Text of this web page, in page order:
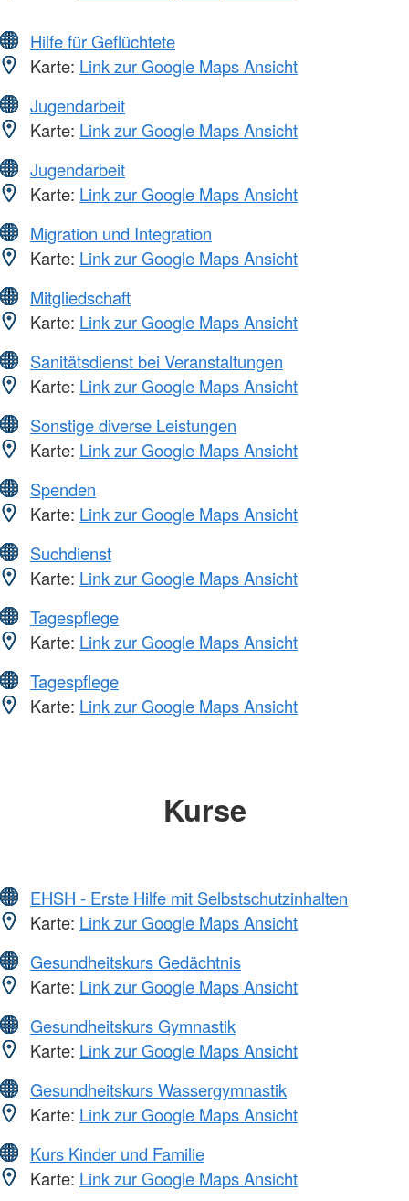
Hilfe für Geflüchtete
Karte: Link zur Google Maps Ansicht
Jugendarbeit
Karte: Link zur Google Maps Ansicht
Jugendarbeit
Karte: Link zur Google Maps Ansicht
Migration und Integration
Karte: Link zur Google Maps Ansicht
Mitgliedschaft
Karte: Link zur Google Maps Ansicht
Sanitätsdienst bei Veranstaltungen
Karte: Link zur Google Maps Ansicht
Sonstige diverse Leistungen
Karte: Link zur Google Maps Ansicht
Spenden
Karte: Link zur Google Maps Ansicht
Suchdienst
Karte: Link zur Google Maps Ansicht
Tagespflege
Karte: Link zur Google Maps Ansicht
Tagespflege
Karte: Link zur Google Maps Ansicht
Kurse
EHSH - Erste Hilfe mit Selbstschutzinhalten
Karte: Link zur Google Maps Ansicht
Gesundheitskurs Gedächtnis
Karte: Link zur Google Maps Ansicht
Gesundheitskurs Gymnastik
Karte: Link zur Google Maps Ansicht
Gesundheitskurs Wassergymnastik
Karte: Link zur Google Maps Ansicht
Kurs Kinder und Familie
Karte: Link zur Google Maps Ansicht